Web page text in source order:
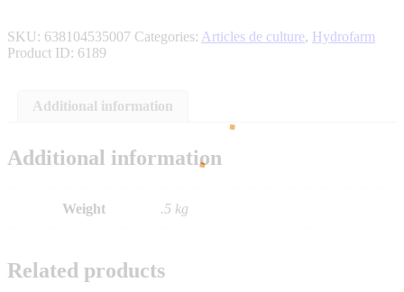
avec
cordon
quantity
SKU: 638104535007 Categories: Articles de culture, Hydrofarm
Product ID: 6189
Additional information
Additional information
Weight .5 kg
Related products